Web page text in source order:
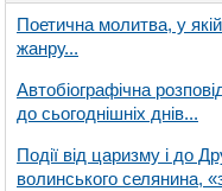
Поетична молитва, у
жанру...
Автобіографічна
до сьогоднішніх днів...
Події від царизму і до
волинського селянина,